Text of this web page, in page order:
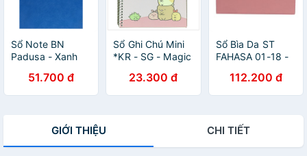
Sổ Note BN
Padusa - Xanh
51.700 đ
Sổ Ghi Chú Mini
*KR - SG - Magic
Nhạt23.300 đ
Sổ Bìa Da ST
FAHASA 01-18 -
112.200 đ
GIỚI THIỆU CHI TIẾT